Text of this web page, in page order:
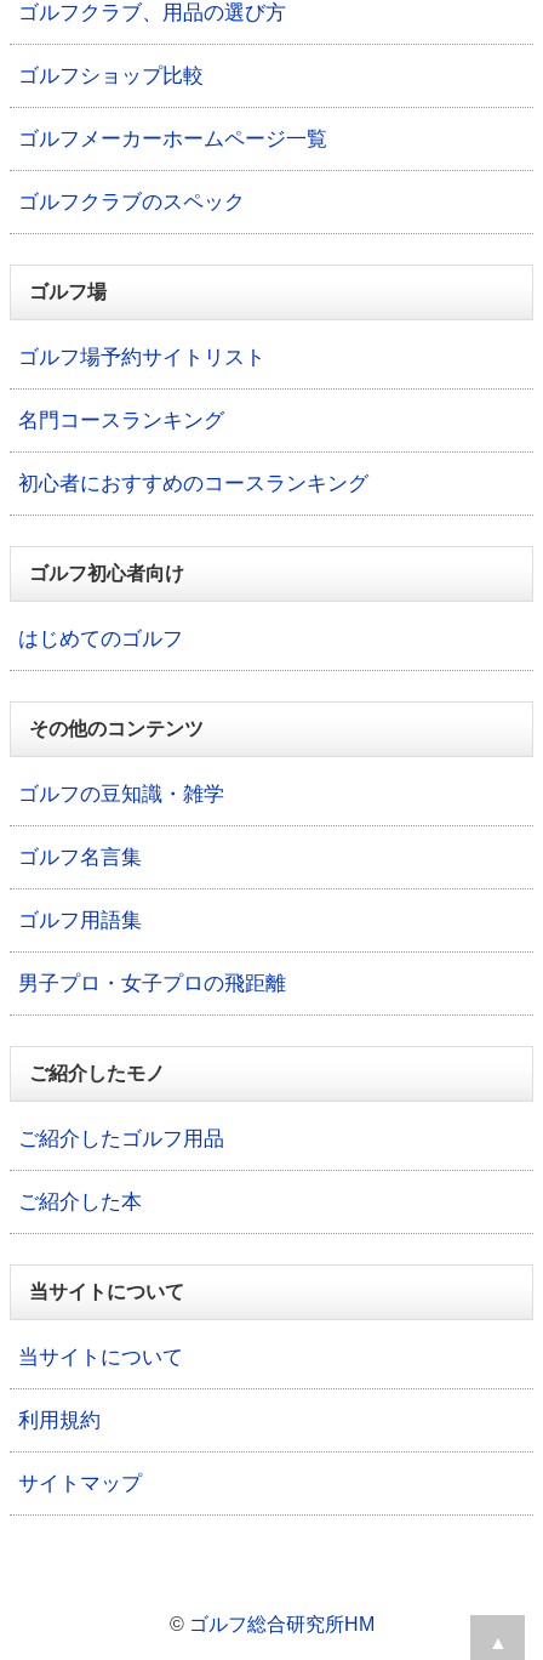
ゴルフクラブ、用品の選び方
ゴルフショップ比較
ゴルフメーカーホームページ一覧
ゴルフクラブのスペック
ゴルフ場
ゴルフ場予約サイトリスト
名門コースランキング
初心者におすすめのコースランキング
ゴルフ初心者向け
はじめてのゴルフ
その他のコンテンツ
ゴルフの豆知識・雑学
ゴルフ名言集
ゴルフ用語集
男子プロ・女子プロの飛距離
ご紹介したモノ
ご紹介したゴルフ用品
ご紹介した本
当サイトについて
当サイトについて
利用規約
サイトマップ
© ゴルフ総合研究所HM
▲